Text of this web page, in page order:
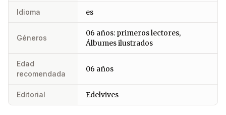
Idioma es
Géneros
06 años: primeros lectores,
Álbumes ilustrados
Edad
recomendada
06 años
Editorial Edelvives